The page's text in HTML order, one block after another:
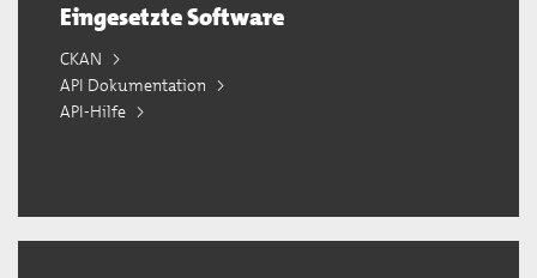
Eingesetzte Software
CKAN
API Dokumentation
API-Hilfe